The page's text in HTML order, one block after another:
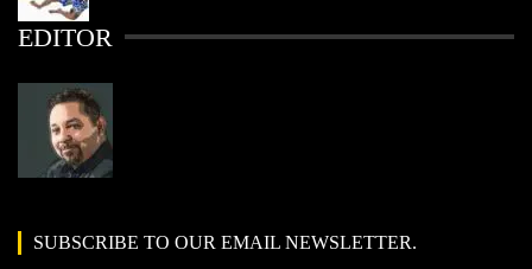
EDITOR
SUBSCRIBE TO OUR EMAIL NEWSLETTER.